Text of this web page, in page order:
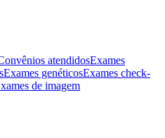
atendidosExames
Exames genéticosExames check-
de imagem